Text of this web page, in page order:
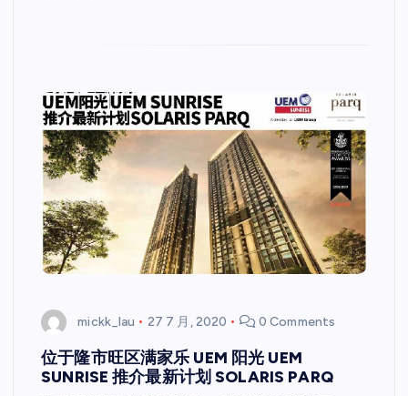
mickk_lau 27 7 月, 2020 0 Comments
位于隆市旺区满家乐 UEM 阳光 UEM
SUNRISE 推介最新计划 SOLARIS PARQ